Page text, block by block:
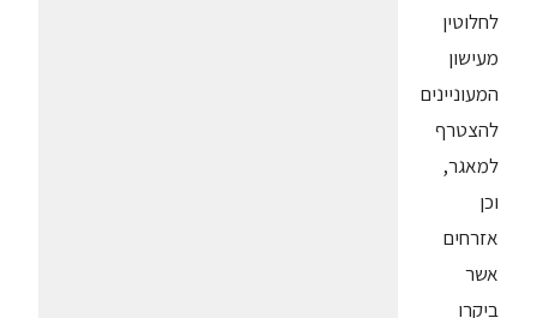
לחלוטין
מעישון
המעוניינים
להצטרף
למאגר,
וכן
אזרחים
אשר
ביקרו